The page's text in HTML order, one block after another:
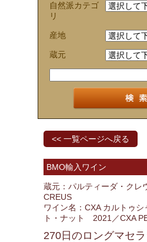
自然派カテゴ
リ
産地
蔵元
<< 一覧ページへ戻る
BMO輸入ワイン
蔵元：パルティーダ・クレ
CREUS
ワイン名：CXA カルトゥシ
ト・ナット 2021／CXA
270日のロングマセ